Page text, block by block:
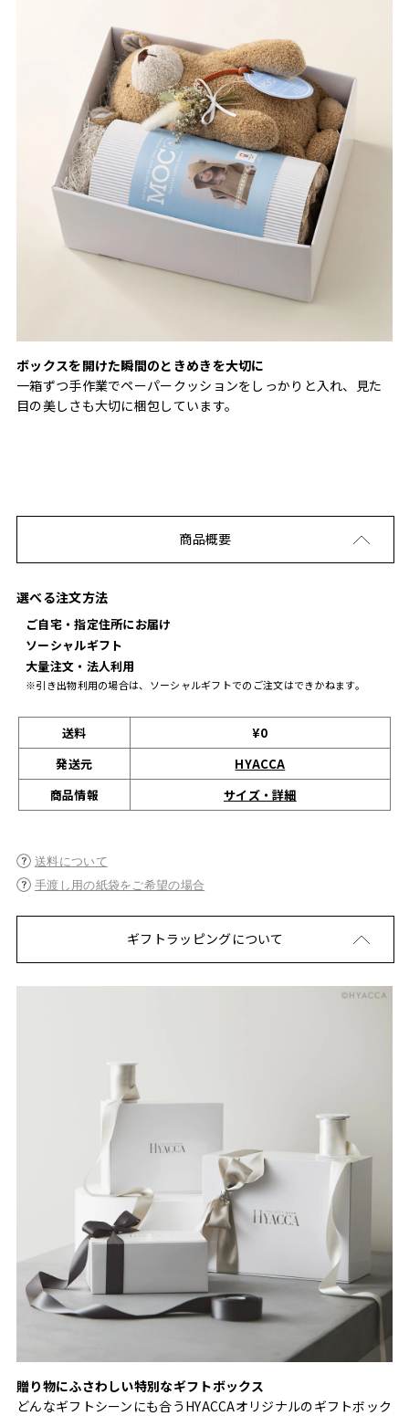
ボックスを開けた瞬間のときめきを大切に
一箱ずつ手作業でペーパークッションをしっかりと入れ、見た
目の美しさも大切に梱包しています。
商品概要
選べる注文方法
ご自宅・指定住所にお届け
ソーシャルギフト
大量注文・法人利用
※引き出物利用の場合は、ソーシャルギフトでのご注文はできかねます。
送料
¥0
発送元
HYACCA
商品情報
サイズ・詳細
送料について
手渡し用の紙袋をご希望の場合
ギフトラッピングについて
贈り物にふさわしい特別なギフトボックス
どんなギフトシーンにも合うHYACCAオリジナルのギフトボック